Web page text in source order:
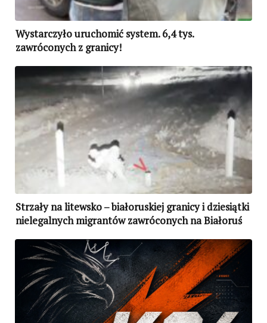
Wystarczyło uruchomić system. 6,4 tys.
zawróconych z granicy!
Strzały na litewsko – białoruskiej granicy i dziesiątki
nielegalnych migrantów zawróconych na Białoruś